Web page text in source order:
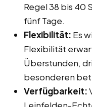
Regel 38 bis 40
fünf Tage.
Flexibilität: Es
Flexibilität
Überstunden,
besonderen
Verfügbarkeit: